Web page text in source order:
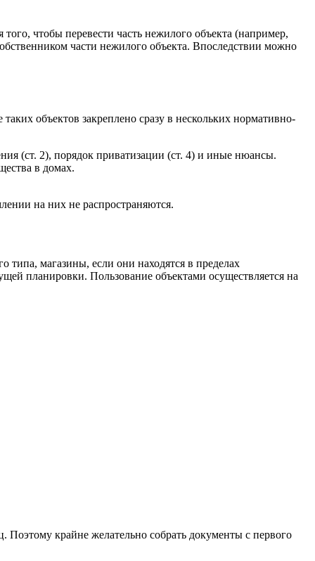
чтобы перевести часть нежилого объекта (например,
части нежилого объекта. Впоследствии можно
объектов закреплено сразу в нескольких нормативно-
(ст. 2), порядок приватизации (ст. 4) и иные нюансы.
в домах.
на них не распространяются.
типа, магазины, если они находятся в пределах
планировки. Пользование объектами осуществляется на
крайне желательно собрать документы с первого